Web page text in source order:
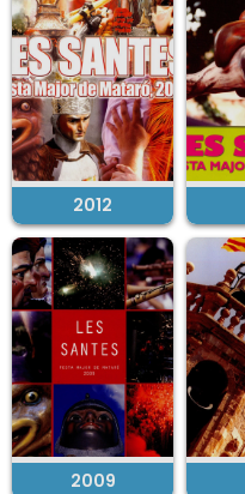
2012
2009